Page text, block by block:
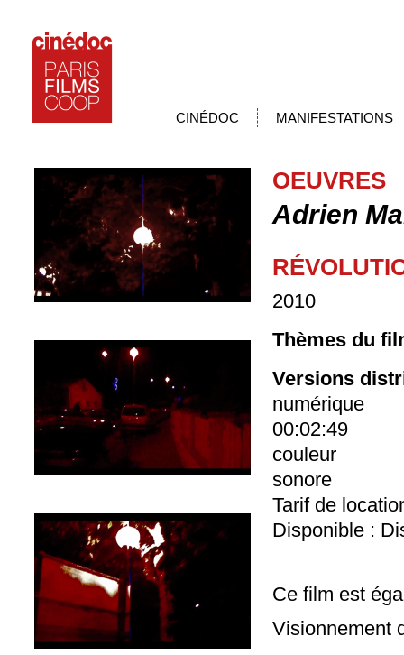
CINÉDOC MANIFESTATIONS
OEUVRES
Adrien
2010
Thèmes du
Versions
numérique
00:02:49
couleur
sonore
Tarif de
Disponible :
Ce film est
Visionnement